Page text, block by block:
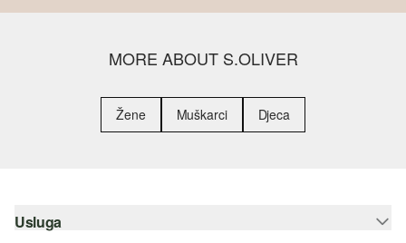
MORE ABOUT S.OLIVER
Žene Muškarci Djeca
Usluga